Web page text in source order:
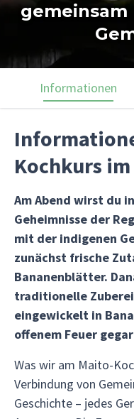
Informationen
Kochkurs
Am Abend wirst du
Geheimnisse der
mit der indigenen
zunächst frische
Bananenblätter.
traditionelle
eingewickelt in
offenem Feuer
Was wir am Maito-
Verbindung von
Geschichte – jedes